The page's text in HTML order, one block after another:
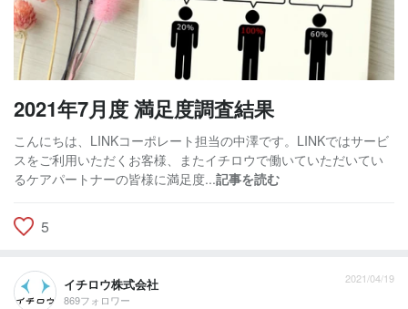
2021年7月度 満足度調査結果
こんにちは、LINKコーポレート担当の中澤です。LINKではサービ
スをご利用いただくお客様、またイチロウで働いていただいてい
るケアパートナーの皆様に満足度...記事を読む
5
イチロウ株式会社
869フォロワー
2021/04/19